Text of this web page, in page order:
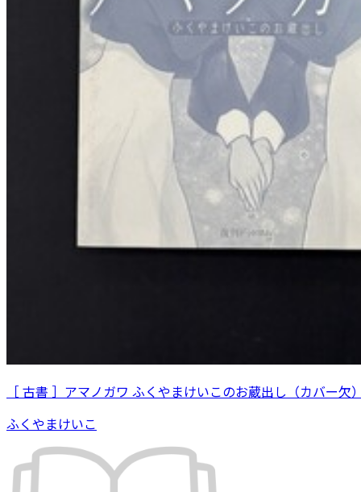
［ 古書 ］アマノガワ ふくやまけいこのお蔵出し（カバー欠
ふくやまけいこ